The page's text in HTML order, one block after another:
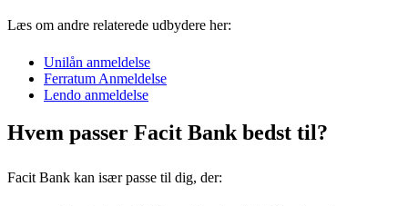
Læs om andre relaterede udbydere her:
Unilån anmeldelse
Ferratum Anmeldelse
Lendo anmeldelse
Hvem passer Facit Bank bedst til?
Facit Bank kan især passe til dig, der: